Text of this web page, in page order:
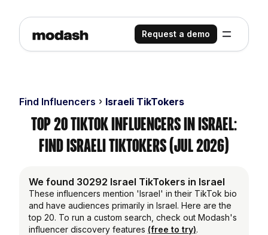
Request a demo
Find Influencers Israeli TikTokers
Top 20 TikTok Influencers in Israel:
Find Israeli TikTokers (Jul 2026)
We found 30292 Israel TikTokers in Israel
These influencers mention 'Israel' in their TikTok bio
and have audiences primarily in Israel. Here are the
top 20. To run a custom search, check out Modash's
influencer discovery features (free to try).